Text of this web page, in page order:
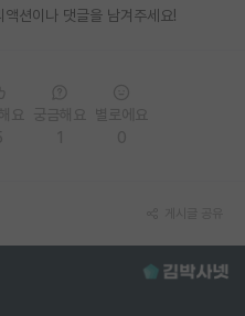
션이나 댓글을 남겨주세요!